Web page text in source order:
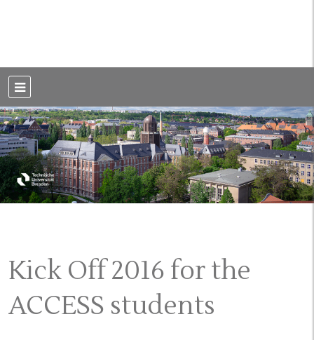
Dresden
Kick Off 2016 for the
ACCESS students